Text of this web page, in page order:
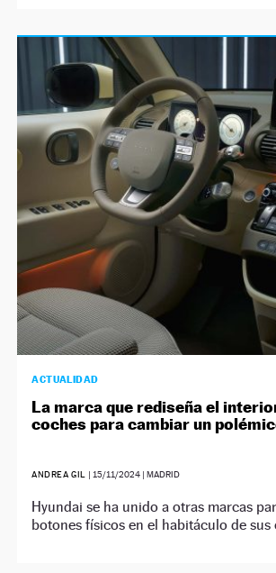
ACTUALIDAD
La marca que rediseña el
coches para cambiar un
ANDREA GIL | 15/11/2024 | MADRID
Hyundai se ha unido a otras marcas
botones físicos en el habitáculo de sus